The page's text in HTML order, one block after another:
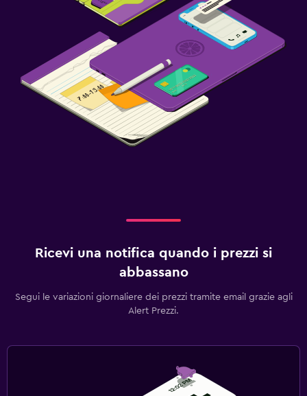
Ricevi una notifica quando i prezzi si
abbassano
Segui le variazioni giornaliere dei prezzi tramite email grazie agli
Alert Prezzi.